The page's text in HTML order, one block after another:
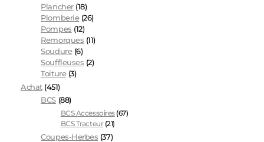
Plancher (18)
Plomberie (26)
Pompes (12)
Remorques (11)
Soudure (6)
Souffleuses (2)
Toiture (3)
Achat (451)
BCS (88)
BCS Accessoires (67)
BCS Tracteur (21)
Coupes-Herbes (37)